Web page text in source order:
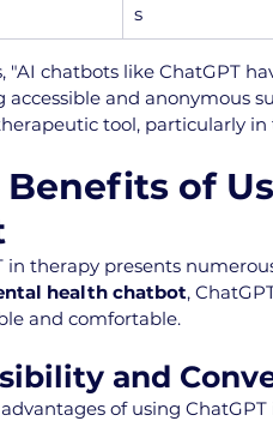
s
"AI chatbots like ChatGPT
accessible and anonymous
therapeutic tool, particularly
of
in therapy presents
health chatbot,
and comfortable.
and
of using ChatGPT